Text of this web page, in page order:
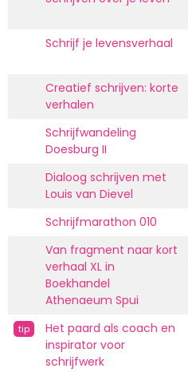
Schrijf je levensverhaal
Creatief schrijven: korte
verhalen
Schrijfwandeling
Doesburg II
Dialoog schrijven met
Louis van Dievel
Schrijfmarathon 010
Van fragment naar kort
verhaal XL in
Boekhandel
Athenaeum Spui
tip
Het paard als coach en
inspirator voor
schrijfwerk